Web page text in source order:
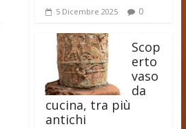
5 Dicembre 2025 0
Scop
erto
vaso
da
cucina, tra più
antichi